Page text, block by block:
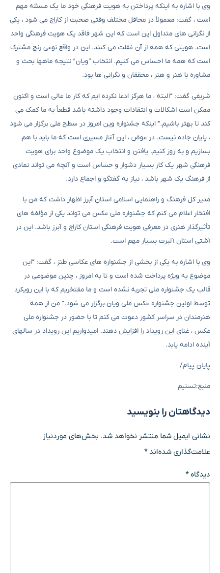
وی با اشاره به اینکه پرداختن به هویت فرهنگی خود ما یک مسئله مهم
است ، گفت: معمولاً در محافل مختلف وقتی صحبت از کاراج می شود ، یکی
از نگرانی های متداول این است که این شهر فاقد یک هویت فرهنگی واحد
است. هویتی که همه از آن غفلت می کنند. این در واقع نوعی رنج مشترک
است که همه ما احساس می کنیم. انتخاب “ویان” نتیجه ماهها بحث و
مشاوره با هنر و هنر ، محققان و نگرانی ها بود.
شریفی گفت: “البته ، ما هرگز ادعا نکرده ایم که کار ما عالی است و اکنون
ممکن است اشکالات و انتقادات وجود داشته باشد قطعاً به ما کمک می
کند تا بهتر باشیم.” اینکه جشنواره وین امروز در سطح ملی برگزار می شود
، پایان جاده نیست. در عوض ، این آغاز مسیری است که ما باید با هم
بسازیم و به روز کنیم. یافتن و انتخاب یک موضوع واحد برای هویت
فرهنگی شهر یک کار بسیار دشوار و حساس است و آنچه می تواند نمادی
از فرهنگ یک شهر باشد ، نیاز به گفتگو و اجماع دارد.
مدیر کل فرهنگ و راهنمایی اسلامی استان آبرز اظهار داشت که من با
افتخار اعلام می کنم که جشنواره ملی عکس می تواند یکی از مؤلفه های
تأثیرگذار هنری در معرفی هویت فرهنگی استان کاراج و آبرز باشد. این در
آشتی استان آلبرت بسیار مهم است.
وی با اشاره به یکی از بخشی از جشنواره های عکاسی طنز ، گفت: “این
موضوع به ویژه پرداخت شده است و تا به امروز ، چنین موضوعی در
قالب یک جشنواره ملی تجربه نشده است و ما مفتخریم که با این رویکرد
توسط اولین جشنواره عکس ملی ویان برگزار می شود.” من از همه
هنرمندان در سراسر کشور دعوت می کنم تا با حضور در جشنواره ملی
عکس ، غنای این رویداد را افزایش دهند. امیدواریم این رویداد در سالهای
آینده ادامه یابد.
پایان پیام/
منبع:تسنیم
دیدگاهتان را بنویسید
نشانی ایمیل شما منتشر نخواهد شد. بخش‌های موردنیاز
علامت‌گذاری شده‌اند*
دیدگاه*